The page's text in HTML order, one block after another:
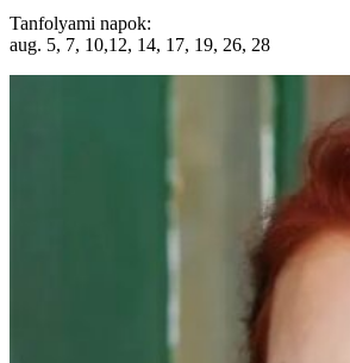
Tanfolyami napok:
aug. 5, 7, 10,12, 14, 17, 19, 26, 28